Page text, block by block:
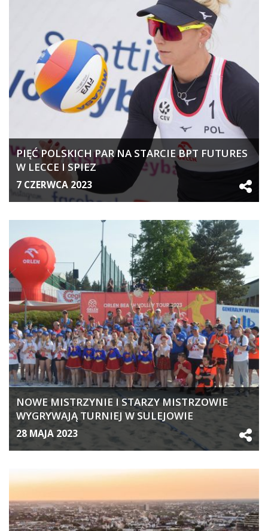
PIĘĆ POLSKICH PAR NA STARCIE BPT FUTURES
W LECCE I SPIEZ
7 CZERWCA 2023
NOWE MISTRZYNIE I STARZY MISTRZOWIE
WYGRYWAJĄ TURNIEJ W SULEJOWIE
28 MAJA 2023